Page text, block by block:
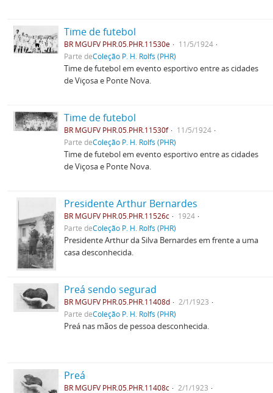
Time de futebol
BR MGUFV PHR.05.PHR.11530e
11/5/1924
Parte deColeção P. H. Rolfs (PHR)
Time de futebol em evento esportivo entre as cidades
de Viçosa e Ponte Nova.
Time de futebol
BR MGUFV PHR.05.PHR.11530f
11/5/1924
Parte deColeção P. H. Rolfs (PHR)
Time de futebol em evento esportivo entre as cidades
de Viçosa e Ponte Nova.
Presidente Arthur Bernardes
BR MGUFV PHR.05.PHR.11526c
1924
Parte deColeção P. H. Rolfs (PHR)
Presidente Arthur da Silva Bernardes em frente a uma
casa desconhecida.
Preá sendo segurad
BR MGUFV PHR.05.PHR.11408d
2/1/1923
Parte deColeção P. H. Rolfs (PHR)
Preá nas mãos de pessoa desconhecida.
Preá
BR MGUFV PHR.05.PHR.11408c
2/1/1923